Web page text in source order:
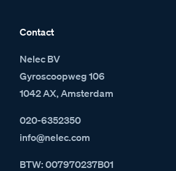
Contact
Nelec BV
Gyroscoopweg 106
1042 AX, Amsterdam
020-6352350
info@nelec.com
BTW: 007970237B01